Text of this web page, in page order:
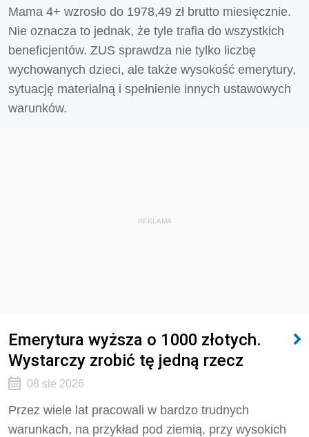
Mama 4+ wzrosło do 1978,49 zł brutto miesięcznie.
Nie oznacza to jednak, że tyle trafia do wszystkich
beneficjentów. ZUS sprawdza nie tylko liczbę
wychowanych dzieci, ale także wysokość emerytury,
sytuację materialną i spełnienie innych ustawowych
warunków.
REKLAMA
Emerytura wyższa o 1000 złotych.
Wystarczy zrobić tę jedną rzecz
08 sie 2026
Przez wiele lat pracowali w bardzo trudnych
warunkach, na przykład pod ziemią, przy wysokich